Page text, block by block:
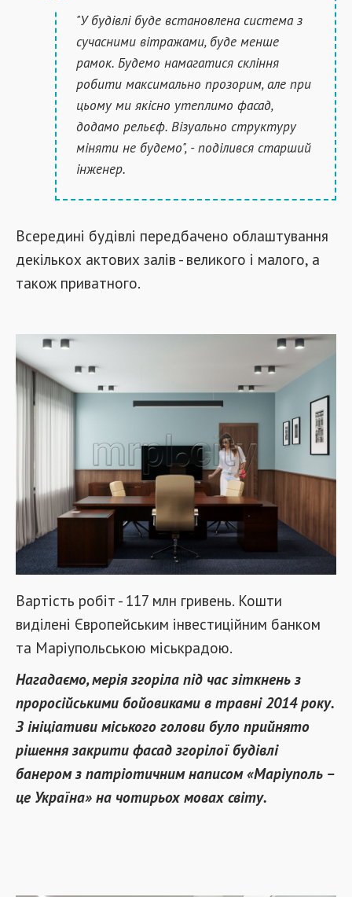
"У будівлі буде встановлена система з
сучасними вітражами, буде менше
рамок. Будемо намагатися скління
робити максимально прозорим, але при
цьому ми якісно утеплимо фасад,
додамо рельєф. Візуально структуру
міняти не будемо", - поділився старший
інженер.
Всередині будівлі передбачено облаштування
декількох актових залів - великого і малого, а
також приватного.
Вартість робіт - 117 млн гривень. Кошти
виділені Європейським інвестиційним банком
та Маріупольською міськрадою.
Нагадаємо, мерія згоріла під час зіткнень з
проросійськими бойовиками в травні 2014 року.
З ініціативи міського голови було прийнято
рішення закрити фасад згорілої будівлі
банером з патріотичним написом «Маріуполь –
це Україна» на чотирьох мовах світу.